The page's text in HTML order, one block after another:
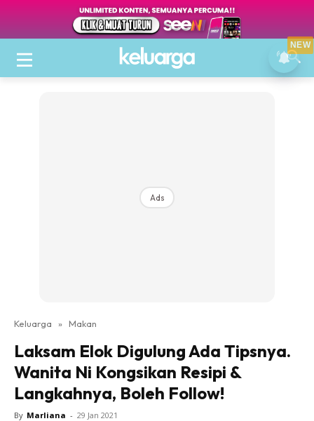
Ads
Keluarga » Makan
Laksam Elok Digulung Ada Tipsnya.
Wanita Ni Kongsikan Resipi &
Langkahnya, Boleh Follow!
By Marliana - 29 Jan 2021
NEW